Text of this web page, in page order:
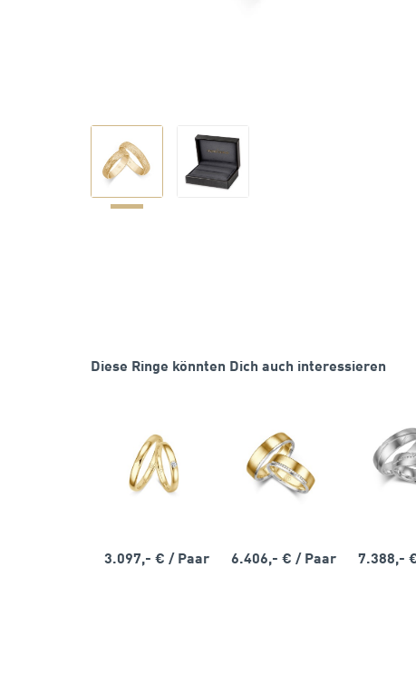
Diese Ringe könnten Dich auch interessieren
3.097,- € / Paar 6.406,- €/ Paar 7.388,-